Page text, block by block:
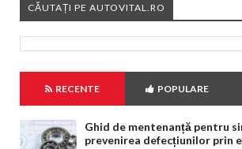
CĂUTAȚI PE AUTOVITAL.RO
RECENTE POPULARE
Ghid de mentenanță pentru
prevenirea defecțiunilor prin